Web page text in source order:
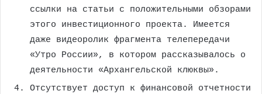
ссылки на статьи с положительными обзорами
этого инвестиционного проекта. Имеется
даже видеоролик фрагмента телепередачи
«Утро России», в котором рассказывалось о
деятельности «Архангельской клюквы».
Отсутствует доступ к финансовой отчетности